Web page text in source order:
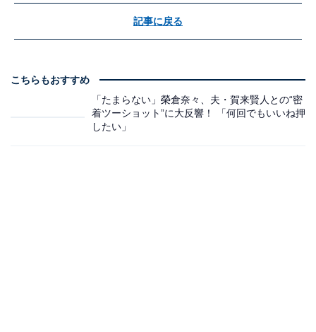
記事に戻る
こちらもおすすめ
「たまらない」榮倉奈々、夫・賀来賢人との“密
着ツーショット”に大反響！ 「何回でもいいね押
したい」